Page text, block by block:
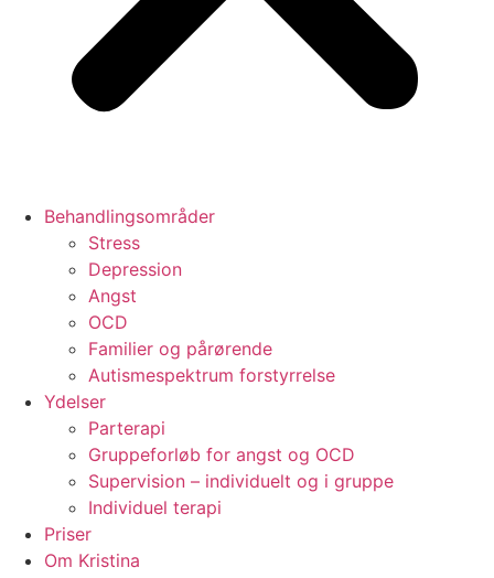
Behandlingsområder
Stress
Depression
Angst
OCD
Familier og pårørende
Autismespektrum forstyrrelse
Ydelser
Parterapi
Gruppeforløb for angst og OCD
Supervision – individuelt og i gruppe
Individuel terapi
Priser
Om Kristina